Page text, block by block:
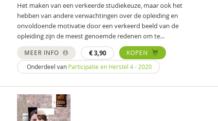
Sanne ten Meerman
Bère Miesen
Jan de Moor
Aukjen Niewijk
Marieke Nijmanting
Jessica de Nijs
Het maken van een verkeerde studiekeuze, maar ook het
hebben van andere verwachtingen over de opleiding en
onvoldoende motivatie door een verkeerd beeld van de
opleiding zijn de meest genoemde redenen om te...
MEER INFO €3,90
KOPEN
Onderdeel van Participatie en Herstel 4 - 2020